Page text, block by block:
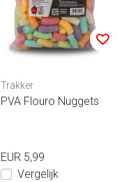
Trakker
PVA Flouro Nuggets
EUR 5,99
Vergelijk